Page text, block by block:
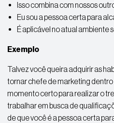
Isso combina com nossos
Eu sou a pessoa certa para
É aplicável no atual ambiente
Exemplo
Talvez você queira adquirir as
tornar chefe de marketing
momento certo para realizar o
trabalhar em busca de
de que você é a pessoa certa